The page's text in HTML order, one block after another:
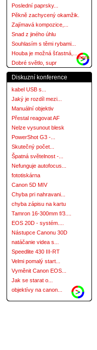
Poslední paprsky...
Pěkně zachycený okamžik.
Zajímavá kompozice,...
Snad z jiného úhlu
Souhlasím s těmi rybami...
Houba je možná šťastná,...
Dobré světlo, supr
more
Diskuzní konference
kabel USB s...
Jaký je rozdíl mezi...
Manuální objektiv
Přestal reagovat AF
Nelze vysunout blesk
PowerShot G3 -...
Skutečný počet...
Špatná světelnost -...
Nefunguje autofocus...
fototiskárna
Canon 5D MIV
Chyba pri nahravani...
chyba zápisu na kartu
Tamron 16-300mm f/3....
EOS 20D - systém....
Nástupce Canonu 30D
natáčanie videa s...
Speedlite 430 III-RT
Velmi pomalý start...
Vyměnit Canon EOS...
Jak se starat o...
objektívy na canon...